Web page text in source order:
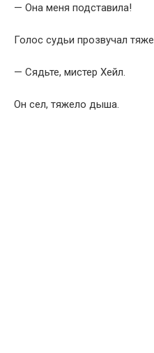
— Она меня подставила!
Голос судьи прозвучал
— Сядьте, мистер Хейл.
Он сел, тяжело дыша.